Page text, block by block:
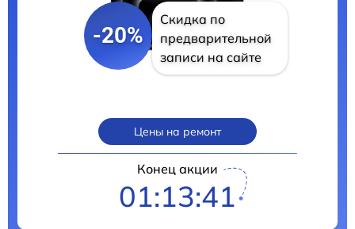
-20%
Скидка по
предварительной
записи на сайте
Цены на ремонт
Конец акции
01:13:40